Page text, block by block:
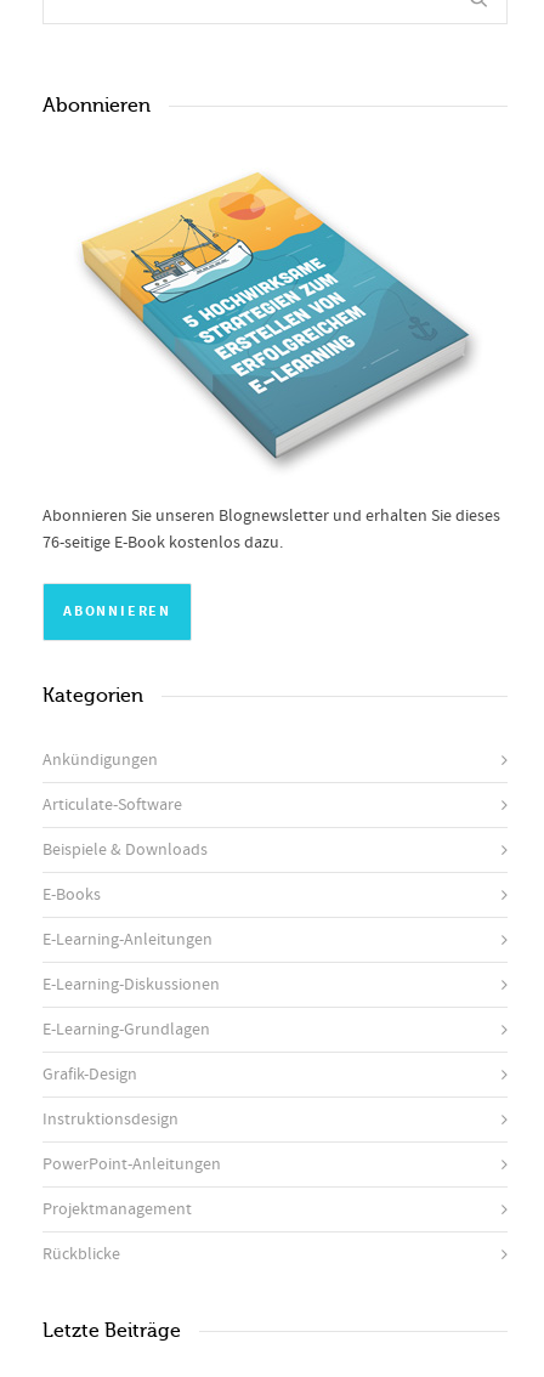
Abonnieren
Abonnieren Sie unseren Blognewsletter und erhalten Sie dieses
76-seitige E-Book kostenlos dazu.
Kategorien
Ankündigungen
Articulate-Software
Beispiele & Downloads
E-Books
E-Learning-Anleitungen
E-Learning-Diskussionen
E-Learning-Grundlagen
Grafik-Design
Instruktionsdesign
PowerPoint-Anleitungen
Projektmanagement
Rückblicke
Letzte Beiträge